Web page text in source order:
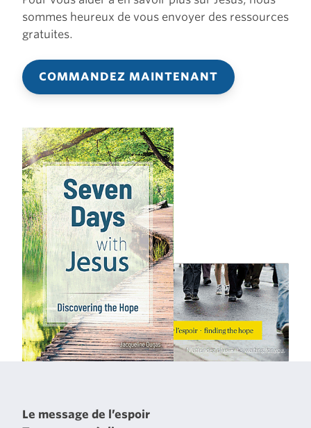
sommes heureux de vous envoyer des ressources
gratuites.
COMMANDEZ MAINTENANT
Le message de l’espoir